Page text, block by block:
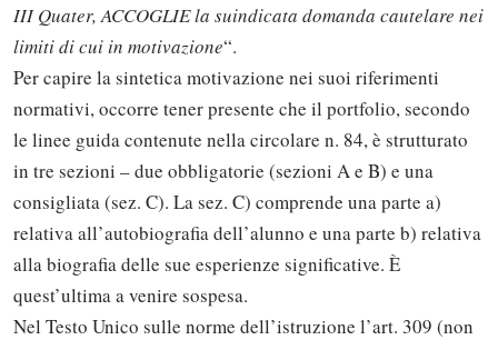
III Quater, ACCOGLIE la suindicata domanda cautelare nei
limiti di cui in motivazione“.
Per capire la sintetica motivazione nei suoi riferimenti
normativi, occorre tener presente che il portfolio, secondo
le linee guida contenute nella circolare n. 84, è strutturato
in tre sezioni – due obbligatorie (sezioni A e B) e una
consigliata (sez. C). La sez. C) comprende una parte a)
relativa all’autobiografia dell’alunno e una parte b) relativa
alla biografia delle sue esperienze significative. È
quest’ultima a venire sospesa.
Nel Testo Unico sulle norme dell’istruzione l’art. 309 (non